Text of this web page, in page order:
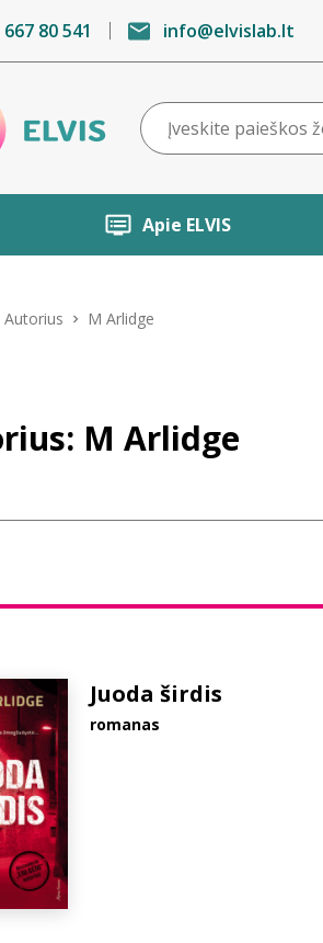
80 541 info@elvislab.lt
Apie ELVIS
Autorius M Arlidge
M Arlidge
Juoda širdis
romanas